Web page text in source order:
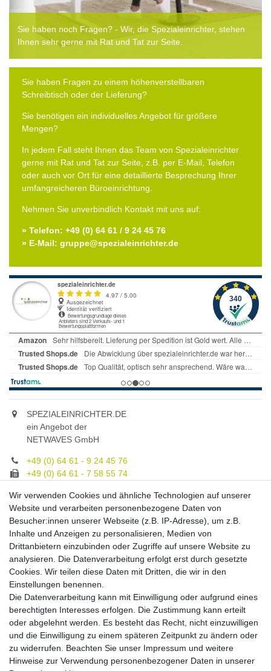
Sie haben noch Fragen? - Wir, die Spezialeinrichter, stehen
Ihnen sehr gerne mit Rat und Tat zur Seite.
Sie haben Fragen zu einem höhenverstellbaren
Schreibtisch oder der Lieferung?
Sie benötigen ein individuelles Angebot für größere
Mengen?
In jedem Fall steht Ihnen das Team von Spezialeinrichter
gerne mit Rat und Tat zur Seite, z.B. per E-Mail, Telefon
oder auch vor Ort für eine detaillierte Besprechung Ihrer
umfangreicheren Büroeinrichtung.
Nehmen Sie unverbindlich Kontakt mit uns auf:
» Telefon: +49 (0) 64 61 / 9 24 45 76
» E-Mail: gruppe@spezialeinrichter.de
SPEZIALEINRICHTER.DE
ein Angebot der
NETWAVES GmbH
+49 (0) 64 61 - 9 24 45 76
+49 (0) 64 61 - 7 58 55 74
Unsere Fachberatung:
Montag - Freitag, 9.00 - 21.00
Zahlungsmöglichkeiten
Versandkosten
Versandarten
Auslandsversand, Hochgebirgs- oder
Insellieferung
Wir verwenden Cookies und ähnliche Technologien auf unserer
Website und verarbeiten personenbezogene Daten von
Besucher:innen unserer Webseite (z.B. IP-Adresse), um z.B.
Inhalte und Anzeigen zu personalisieren, Medien von
Drittanbietern einzubinden oder Zugriffe auf unsere Website zu
analysieren. Die Datenverarbeitung erfolgt erst durch gesetzte
Cookies. Wir teilen diese Daten mit Dritten, die wir in den
Einstellungen benennen.
Die Datenverarbeitung kann mit Einwilligung oder aufgrund eines
berechtigten Interesses erfolgen. Die Zustimmung kann erteilt
oder abgelehnt werden. Es besteht das Recht, nicht einzuwilligen
und die Einwilligung zu einem späteren Zeitpunkt zu ändern oder
zu widerrufen. Beachten Sie unser Impressum und weitere
Hinweise zur Verwendung personenbezogener Daten in unserer